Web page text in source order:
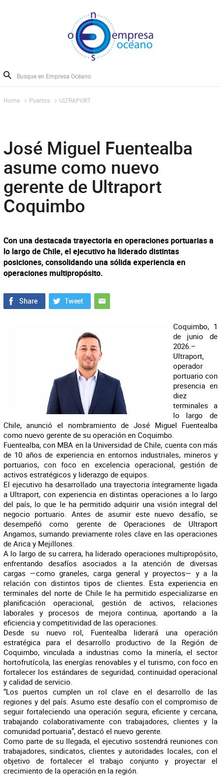
Home Puertos ULTRAPORT
José Miguel Fuentealba
asume como nuevo
gerente de Ultraport
Coquimbo
Con una destacada trayectoria en operaciones portuarias a
lo largo de Chile, el ejecutivo ha liderado distintas
posiciones, consolidando una sólida experiencia en
operaciones multipropósito.
Coquimbo, 1
de junio de
2026.–
Ultraport,
operador
portuario con
presencia en
diez
terminales a
lo largo de
Chile, anunció el nombramiento de José Miguel Fuentealba
como nuevo gerente de su operación en Coquimbo.
Fuentealba, con MBA en la Universidad de Chile, cuenta con más
de 10 años de experiencia en entornos industriales, mineros y
portuarios, con foco en excelencia operacional, gestión de
activos estratégicos y liderazgo de equipos.
El ejecutivo ha desarrollado una trayectoria íntegramente ligada
a Ultraport, con experiencia en distintas operaciones a lo largo
del país, lo que le ha permitido adquirir una visión integral del
negocio portuario. Antes de asumir este nuevo desafío, se
desempeñó como gerente de Operaciones de Ultraport
Angamos, sumando previamente roles clave en las operaciones
de Arica y Mejillones.
A lo largo de su carrera, ha liderado operaciones multipropósito,
enfrentando desafíos asociados a la atención de diversas
cargas —como graneles, carga general y proyectos— y a la
relación con distintos tipos de clientes. Esta experiencia en
terminales del norte de Chile le ha permitido especializarse en
planificación operacional, gestión de activos, relaciones
laborales y procesos de mejora continua, aportando a la
eficiencia y competitividad de las operaciones.
Desde su nuevo rol, Fuentealba liderará una operación
estratégica para el desarrollo productivo de la Región de
Coquimbo, vinculada a industrias como la minería, el sector
hortofrutícola, las energías renovables y el turismo, con foco en
fortalecer los estándares de seguridad, continuidad operacional
y calidad de servicio.
“Los puertos cumplen un rol clave en el desarrollo de las
regiones y del país. Asumo este desafío con el compromiso de
seguir fortaleciendo una operación segura, eficiente y cercana,
trabajando colaborativamente con trabajadores, clientes y la
comunidad portuaria”, destacó el nuevo gerente.
Como parte de su llegada, el ejecutivo sostendrá reuniones con
trabajadores, sindicatos, clientes y autoridades locales, con el
objetivo de fortalecer el trabajo conjunto y proyectar el
crecimiento de la operación en la región.